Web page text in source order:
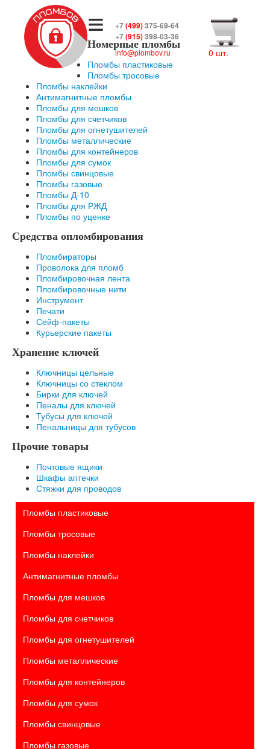
+7(499)375-69-64
+7(915)398-03-36
info@plombov.ru 0 шт.
≡
Номерные пломбы
Пломбы пластиковые
Пломбы тросовые
Пломбы наклейки
Антимагнитные пломбы
Пломбы для мешков
Пломбы для счетчиков
Пломбы для огнетушителей
Пломбы металлические
Пломбы для контейнеров
Пломбы для сумок
Пломбы свинцовые
Пломбы газовые
Пломбы Д-10
Пломбы для РЖД
Пломбы по уценке
Средства опломбирования
Пломбираторы
Проволока для пломб
Пломбировочная лента
Пломбировочные нити
Инструмент
Печати
Сейф-пакеты
Курьерские пакеты
Хранение ключей
Ключницы цельные
Ключницы со стеклом
Бирки для ключей
Пеналы для ключей
Тубусы для ключей
Пенальницы для тубусов
Прочие товары
Почтовые ящики
Шкафы аптечки
Стяжки для проводов
Пломбы пластиковые
Пломбы тросовые
Пломбы наклейки
Антимагнитные пломбы
Пломбы для мешков
Пломбы для счетчиков
Пломбы для огнетушителей
Пломбы металлические
Пломбы для контейнеров
Пломбы для сумок
Пломбы свинцовые
Пломбы газовые